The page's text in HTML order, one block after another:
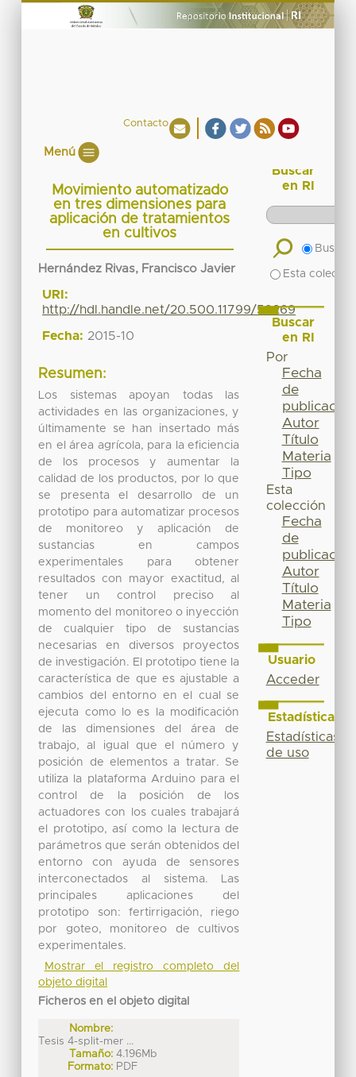
Contacto
Menú
Movimiento automatizado
en tres dimensiones para
aplicación de tratamientos
en cultivos
Hernández Rivas, Francisco Javier
URI:
http://hdl.handle.net/20.500.11799/59269
Fecha: 2015-10
Resumen:
Los sistemas apoyan todas las
actividades en las organizaciones, y
últimamente se han insertado más
en el área agrícola, para la eficiencia
de los procesos y aumentar la
calidad de los productos, por lo que
se presenta el desarrollo de un
prototipo para automatizar procesos
de monitoreo y aplicación de
sustancias en campos
experimentales para obtener
resultados con mayor exactitud, al
tener un control preciso al
momento del monitoreo o inyección
de cualquier tipo de sustancias
necesarias en diversos proyectos
de investigación. El prototipo tiene la
característica de que es ajustable a
cambios del entorno en el cual se
ejecuta como lo es la modificación
de las dimensiones del área de
trabajo, al igual que el número y
posición de elementos a tratar. Se
utiliza la plataforma Arduino para el
control de la posición de los
actuadores con los cuales trabajará
el prototipo, así como la lectura de
parámetros que serán obtenidos del
entorno con ayuda de sensores
interconectados al sistema. Las
principales aplicaciones del
prototipo son: fertirrigación, riego
por goteo, monitoreo de cultivos
experimentales.
Mostrar el registro completo del
objeto digital
Ficheros en el objeto digital
Nombre:
Tesis 4-split-mer ...
Tamaño: 4.196Mb
Formato: PDF
Buscar
en RI
Buscar
Esta
Buscar
en RI
Por
Fecha
de
publicación
Autor
Título
Materia
Tipo
Esta
colección
Fecha
de
publicación
Autor
Título
Materia
Tipo
Usuario
Acceder
Estadísticas
Estadísticas
de uso